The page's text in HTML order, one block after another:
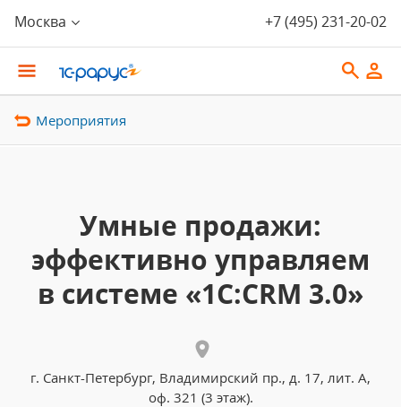
Москва +7 (495) 231-20-02
Мероприятия
Умные продажи:
эффективно управляем
в системе «1С:CRM 3.0»
г. Санкт-Петербург, Владимирский пр., д. 17, лит. А,
оф. 321 (3 этаж).